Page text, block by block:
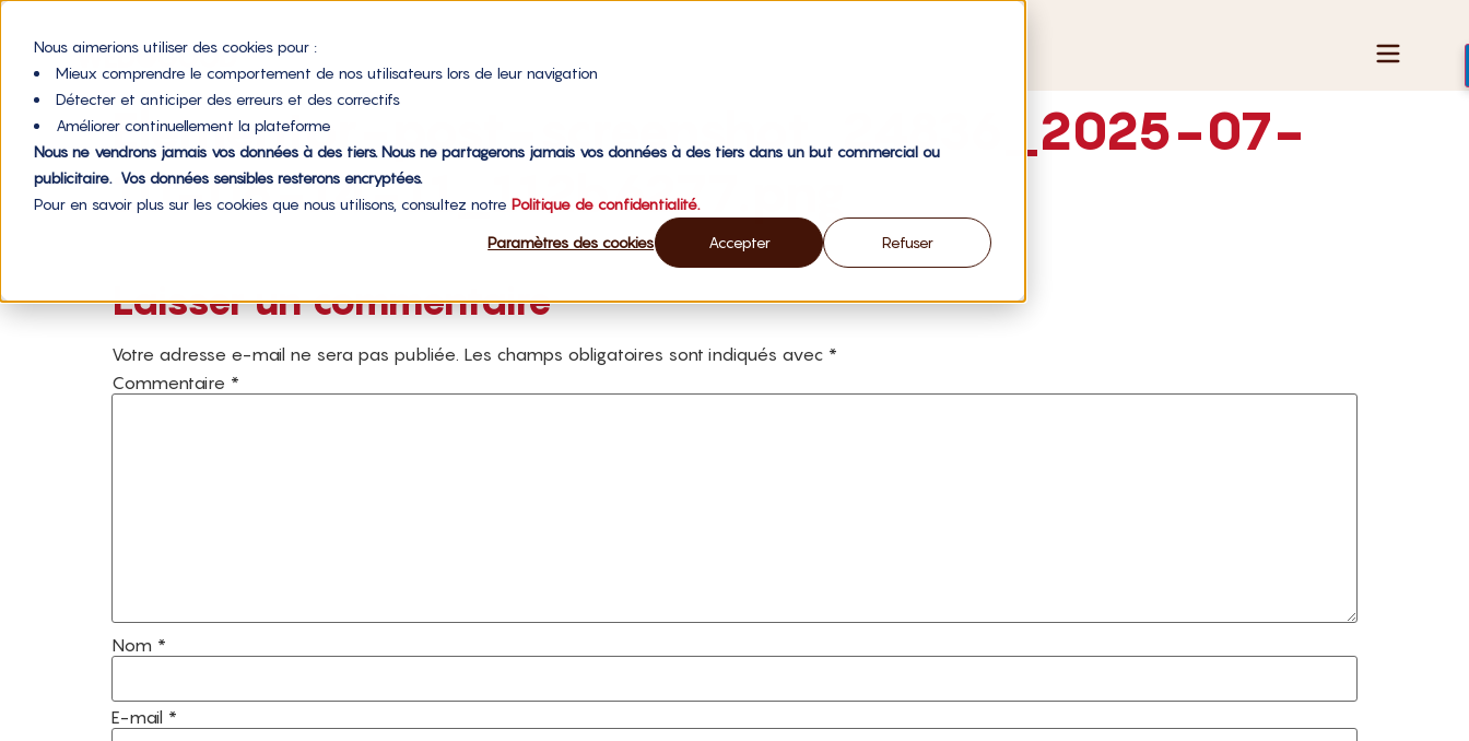
Nous aimerions utiliser des cookies pour :
Mieux comprendre le comportement de nos utilisateurs lors de leur navigation
Détecter et anticiper des erreurs et des correctifs
Améliorer continuellement la plateforme
Nous ne vendrons jamais vos données à des tiers. Nous ne partagerons jamais vos données à des tiers dans un but commercial ou
publicitaire. Vos données sensibles resterons encryptées.
Pour en savoir plus sur les cookies que nous utilisons, consultez notre Politique de confidentialité.
Paramètres des cookies Accepter Refuser
Elementor-post-screenshot_24836_2025-07-
10-08-14-11_112b6277.png
Laisser un commentaire
Votre adresse e-mail ne sera pas publiée. Les champs obligatoires sont indiqués avec *
Commentaire *
Nom *
E-mail *